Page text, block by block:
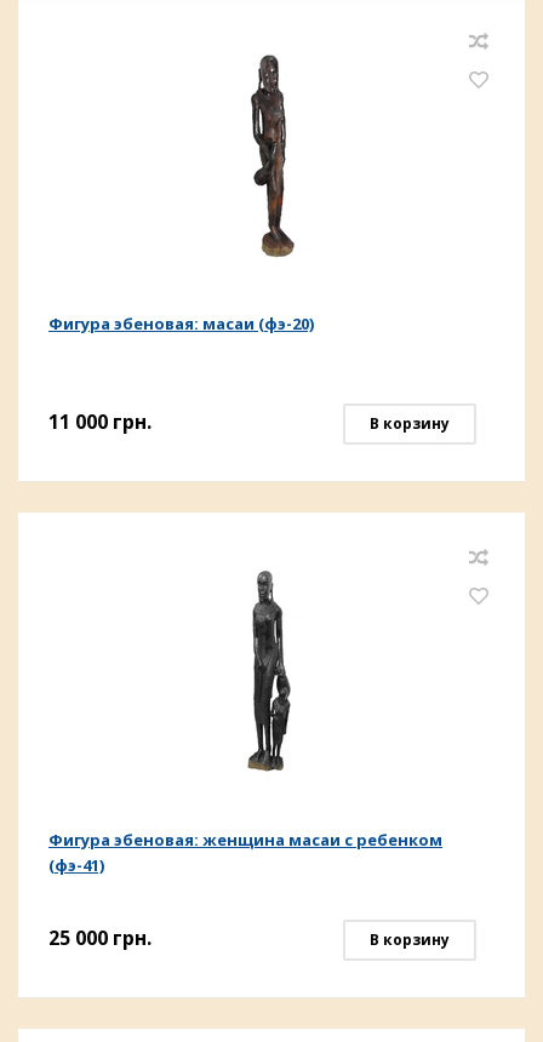
Фигура эбеновая: масаи (фэ-20)
11 000 грн. В корзину
Фигура эбеновая: женщина масаи с ребенком
(фэ-41)
25 000 грн. В корзину